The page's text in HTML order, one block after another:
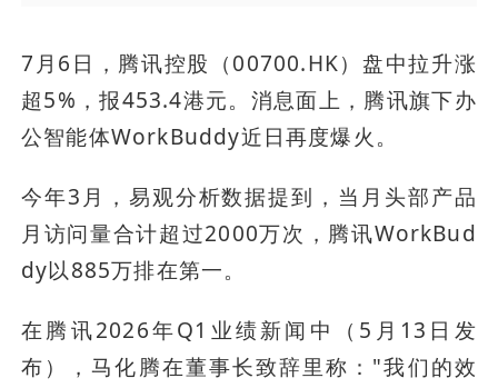
7月6日，腾讯控股（00700.HK）盘中拉升涨
超5%，报453.4港元。消息面上，腾讯旗下办
公智能体WorkBuddy近日再度爆火。
今年3月，易观分析数据提到，当月头部产品
月访问量合计超过2000万次，腾讯WorkBud
dy以885万排在第一。
在腾讯2026年Q1业绩新闻中（5月13日发
布），马化腾在董事长致辞里称："我们的效